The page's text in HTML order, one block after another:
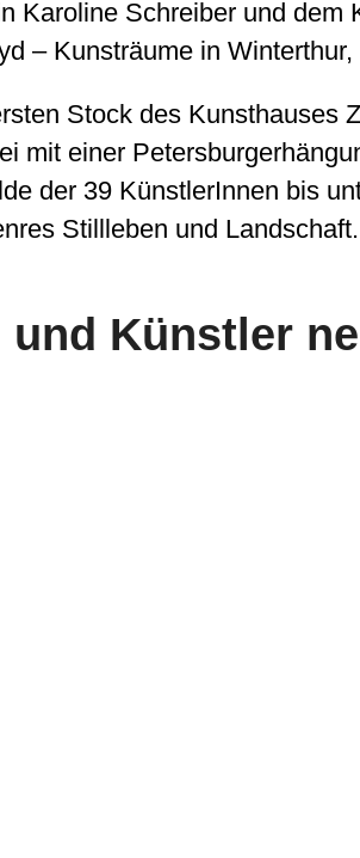
Karoline Schreiber und dem
– Kunsträume in Winterthur,
Stock des Kunsthauses
mit einer
der 39 KünstlerInnen bis
Stillleben und Landschaft.
Künstler